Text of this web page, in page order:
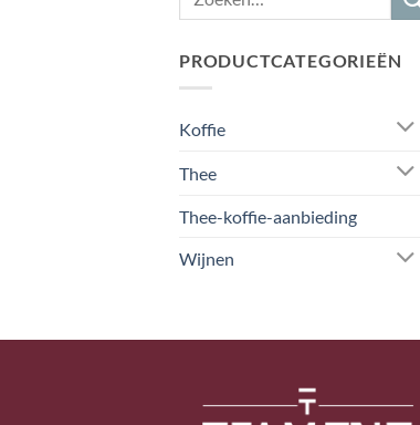
PRODUCTCATEGORIEËN
Koffie
Thee
Thee-koffie-aanbieding
Wijnen